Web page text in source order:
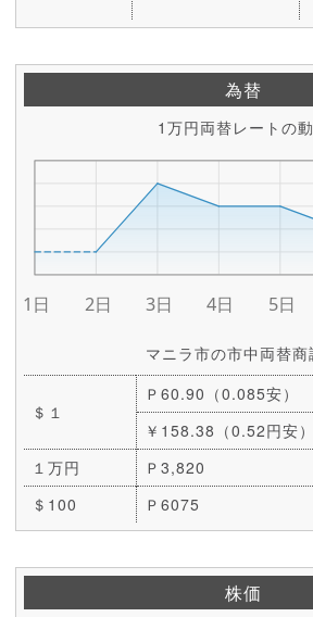
為替
1万円両替レートの
マニラ市の市中両替商
＄１
Ｐ60.90（0.085安）
￥158.38（0.52円安）
１万円
Ｐ3,820
＄100
Ｐ6075
株価